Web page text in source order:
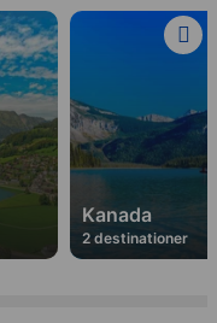
Kanada
2 destinationer
Lär
destinationer
i
Kanada